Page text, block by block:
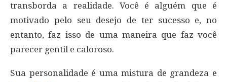
transborda a realidade. Você é alguém que é
motivado pelo seu desejo de ter sucesso e, no
entanto, faz isso de uma maneira que faz você
parecer gentil e caloroso.
Sua personalidade é uma mistura de grandeza e